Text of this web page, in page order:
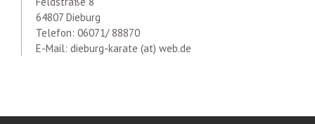
64807 Dieburg
Telefon: 06071/ 88870
E-Mail: dieburg-karate (at) web.de